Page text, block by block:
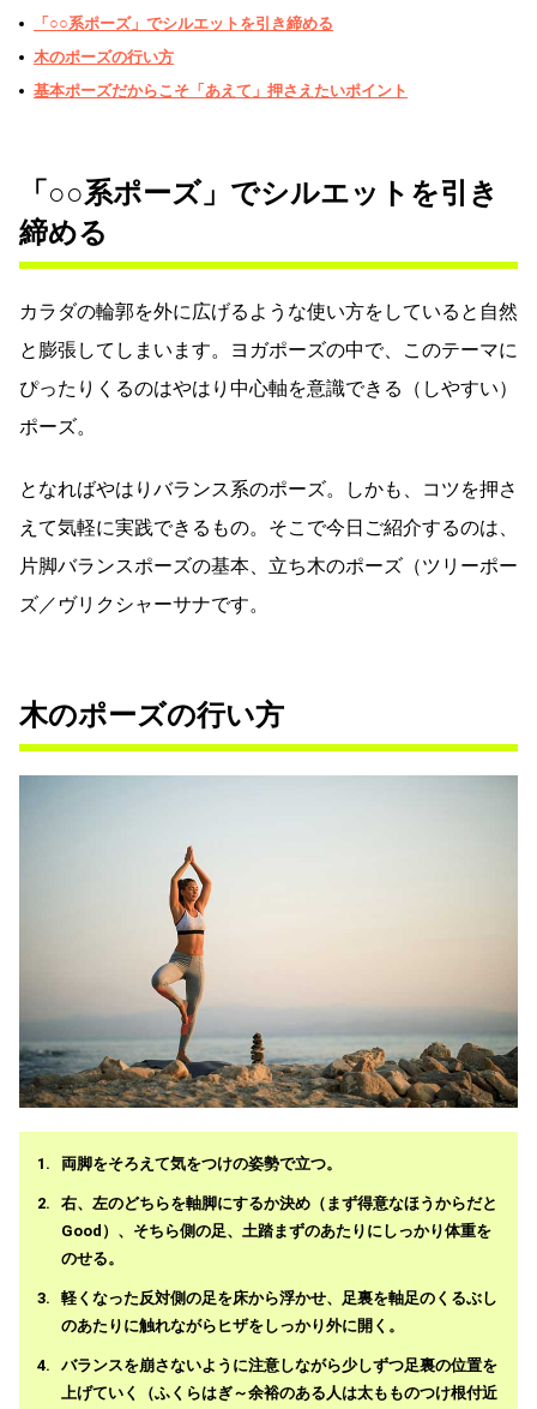
「○○系ポーズ」でシルエットを引き締める
木のポーズの行い方
基本ポーズだからこそ「あえて」押さえたいポイント
「○○系ポーズ」でシルエットを引き
締める
カラダの輪郭を外に広げるような使い方をしていると自然
と膨張してしまいます。ヨガポーズの中で、このテーマに
ぴったりくるのはやはり中心軸を意識できる（しやすい）
ポーズ。
となればやはりバランス系のポーズ。しかも、コツを押さ
えて気軽に実践できるもの。そこで今日ご紹介するのは、
片脚バランスポーズの基本、立ち木のポーズ（ツリーポー
ズ／ヴリクシャーサナです。
木のポーズの行い方
両脚をそろえて気をつけの姿勢で立つ。
右、左のどちらを軸脚にするか決め（まず得意なほうからだと
Good）、そちら側の足、土踏まずのあたりにしっかり体重を
のせる。
軽くなった反対側の足を床から浮かせ、足裏を軸足のくるぶし
のあたりに触れながらヒザをしっかり外に開く。
バランスを崩さないように注意しながら少しずつ足裏の位置を
上げていく（ふくらはぎ～余裕のある人は太もものつけ根付近